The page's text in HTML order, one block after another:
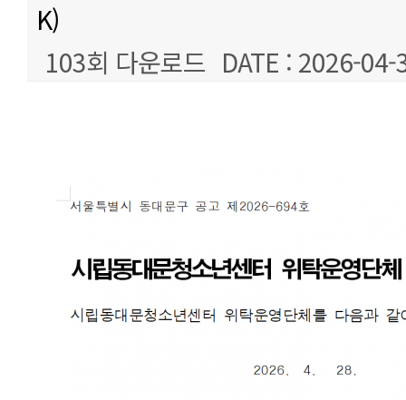
K)
103회 다운로드 DATE : 2026-
본문